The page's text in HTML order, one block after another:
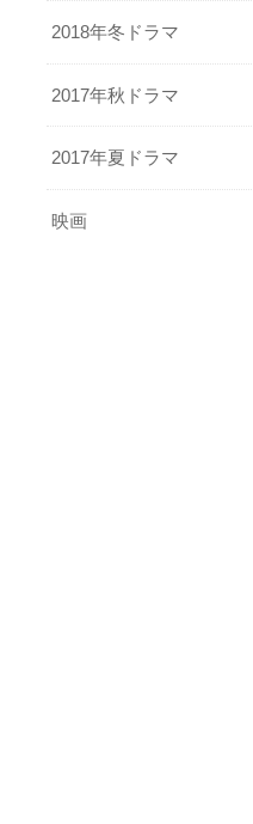
2018年冬ドラマ
2017年秋ドラマ
2017年夏ドラマ
映画